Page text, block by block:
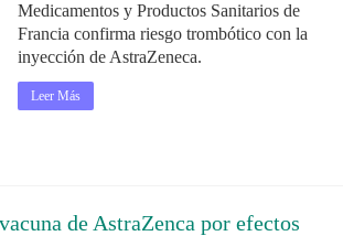
Medicamentos y Productos Sanitarios de
Francia confirma riesgo trombótico con la
inyección de AstraZeneca.
Leer Más
de AstraZenca por efectos